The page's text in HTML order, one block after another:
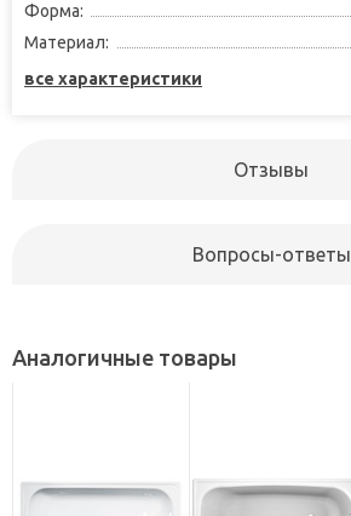
Форма:
Материал:
все характеристики
Отзывы
Вопросы-ответы
Аналогичные товары